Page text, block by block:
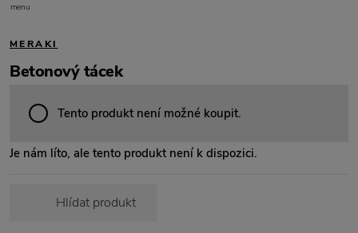
menu
MERAKI
Betonový tácek
Tento produkt není možné koupit.
Je nám líto, ale tento produkt není k dispozici.
Hlídat produkt